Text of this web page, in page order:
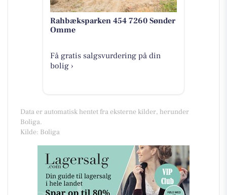
Rahbæksparken 454 7260 Sønder
Omme
Få gratis salgsvurdering på din
bolig ›
Data er automatisk hentet fra eksterne kilder, herunder
Boliga.
Kilde: Boliga